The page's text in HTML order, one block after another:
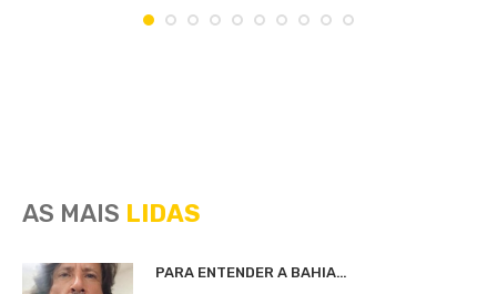
AS MAIS LIDAS
PARA ENTENDER A BAHIA…